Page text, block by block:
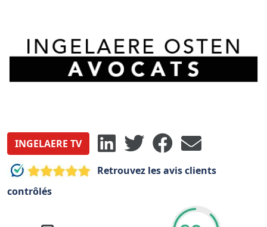
INGELAERE TV
Retrouvez les avis clients
contrôlés